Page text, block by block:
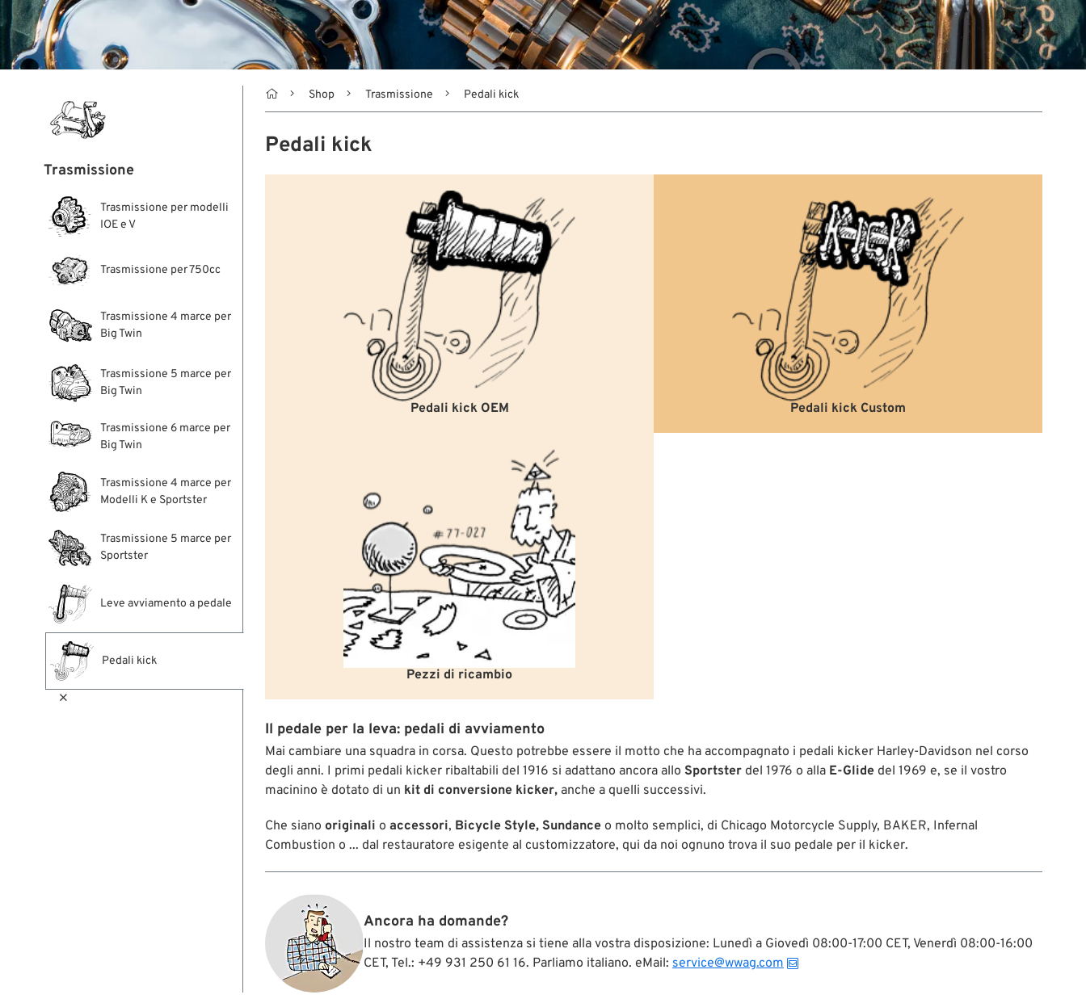
Trasmissione
Trasmissione per modelli
IOE e V
Trasmissione per 750cc
Trasmissione 4 marce per
Big Twin
Trasmissione 5 marce per
Big Twin
Trasmissione 6 marce per
Big Twin
Trasmissione 4 marce per
Modelli K e Sportster
Trasmissione 5 marce per
Sportster
Leve avviamento a pedale
Pedali kick

 Shop Trasmissione Pedali kick
Pedali kick
Pedali kick OEM Pedali kick Custom
Pezzi di ricambio
Il pedale per la leva: pedali di avviamento
Mai cambiare una squadra in corsa. Questo potrebbe essere il motto che ha accompagnato i pedali kicker Harley-Davidson nel corso
degli anni. I primi pedali kicker ribaltabili del 1916 si adattano ancora allo Sportsterdel 1976 o alla E-Glidedel 1969 e, se il vostro
macinino è dotato di un kit di conversione kicker,anche a quelli successivi.
Che siano originali o accessori, Bicycle Style, Sundanceo molto semplici, di Chicago Motorcycle Supply, BAKER, Infernal
Combustion o ... dal restauratore esigente al customizzatore, qui da noi ognuno trova il suo pedale per il kicker.
Ancora ha domande?
Il nostro team di assistenza si tiene alla vostra disposizione: Lunedì a Giovedì 08:00-17:00 CET, Venerdì 08:00-16:00
CET, Tel.: +49 931 250 61 16. Parliamo italiano. eMail: service@wwag.com